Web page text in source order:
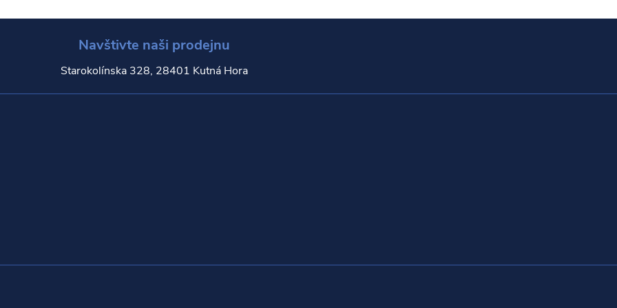
Navštivte naši prodejnu
Starokolínska 328, 28401 Kutná Hora